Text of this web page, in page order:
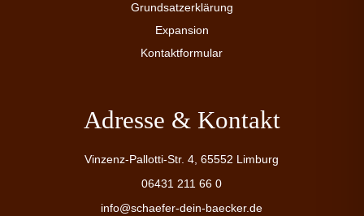
Grundsatzerklärung
Expansion
Kontaktformular
Adresse & Kontakt
Vinzenz-Pallotti-Str. 4, 65552 Limburg
06431 211 66 0
info@schaefer-dein-baecker.de